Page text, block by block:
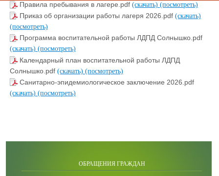
Правила пребывания в лагере.pdf (скачать) (посмотреть)
Приказ об организации работы лагеря 2026.pdf (скачать)
(посмотреть)
Программа воспитательной работы ЛДПД Солнышко.pdf
(скачать) (посмотреть)
Календарный план воспитательной работы ЛДПД
Солнышко.pdf (скачать) (посмотреть)
Санитарно-эпидемиологическое заключение 2026.pdf
(скачать) (посмотреть)
ОБРАЩЕНИЯ ГРАЖДАН